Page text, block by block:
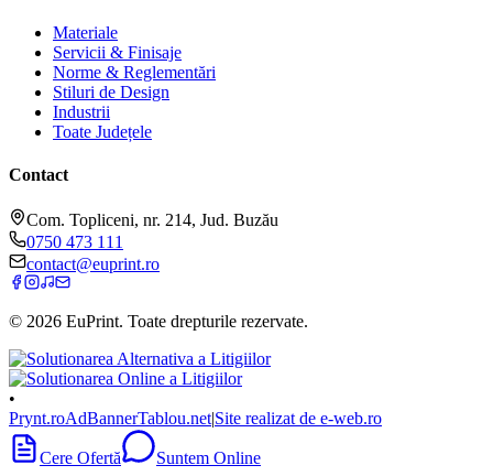
Materiale
Servicii & Finisaje
Norme & Reglementări
Stiluri de Design
Industrii
Toate Județele
Contact
Com. Topliceni, nr. 214, Jud. Buzău
0750 473 111
contact@euprint.ro
© 2026 EuPrint. Toate drepturile rezervate.
•
Prynt.roAdBannerTablou.net|Site realizat de e-web.ro
Cere Ofertă Suntem Online